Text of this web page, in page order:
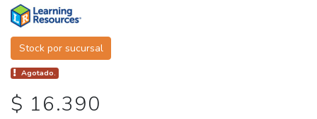
Stock por sucursal
Agotado.
$ 16.390